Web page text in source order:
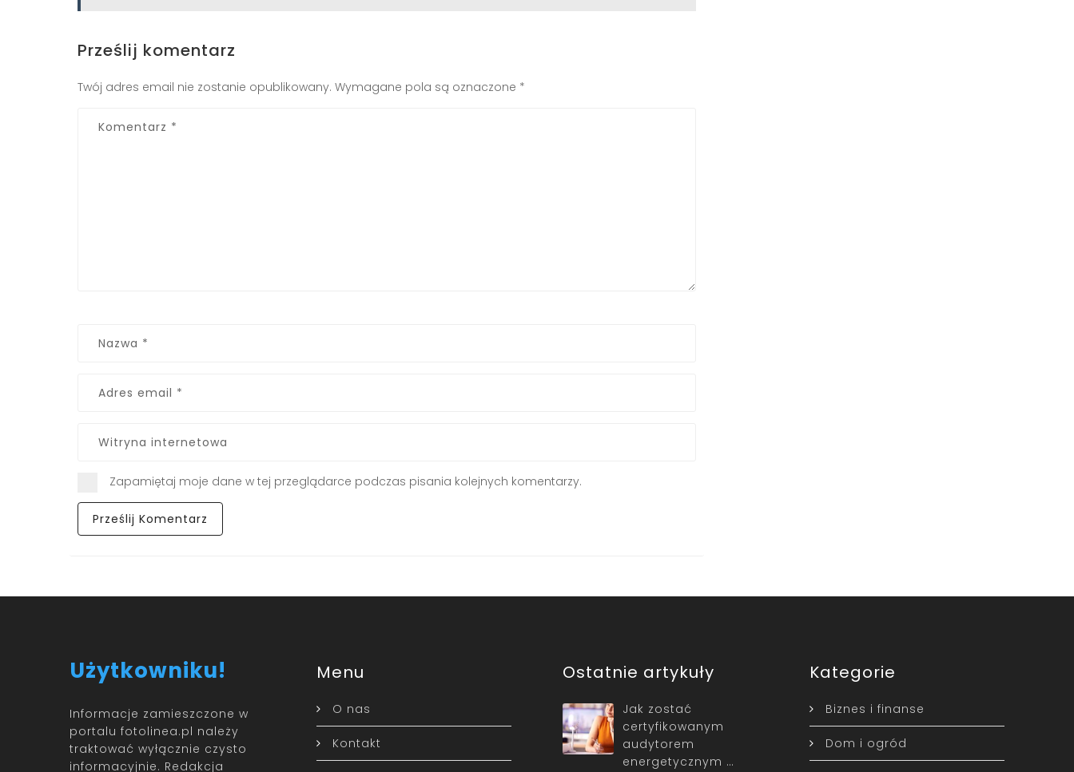
Prześlij komentarz
Twój adres email nie zostanie opublikowany. Wymagane pola są oznaczone *
Zapamiętaj moje dane w tej przeglądarce podczas pisania kolejnych komentarzy.
Użytkowniku!
Informacje zamieszczone w
portalu fotolinea.pl należy
traktować wyłącznie czysto
informacyjnie. Redakcja
Menu
O nas
Kontakt
Ostatnie artykuły
Jak zostać
certyfikowanym
audytorem
energetycznym …
Kategorie
Biznes i finanse
Dom i ogród